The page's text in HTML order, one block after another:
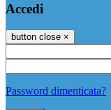
Accedi
button close ×
Password dimenticata?